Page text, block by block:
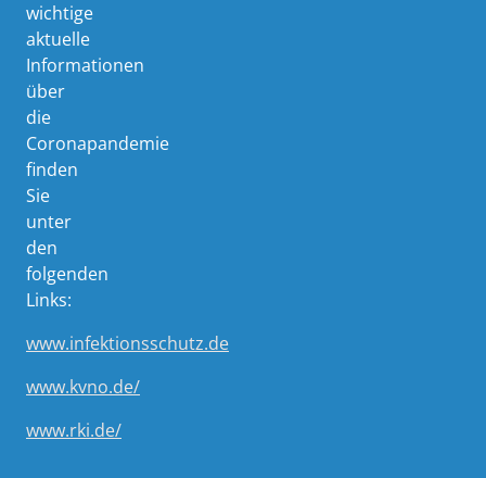
wichtige
aktuelle
Informationen
über
die
Coronapandemie
finden
Sie
unter
den
folgenden
Links:
www.infektionsschutz.de
www.kvno.de/
www.rki.de/